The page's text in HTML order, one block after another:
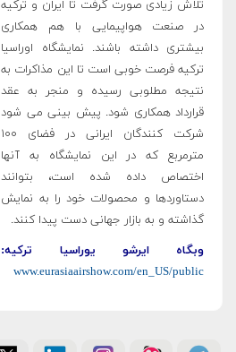
تلاش زیادی صورت گرفت تا ایران و ترکیه
در صنعت هواپیمایی با هم همکاری
بیشتری داشته باشند. نمایشگاه اوراسیا
ترکیه فرصت خوبی است تا این مذاکرات به
نتیجه مطلوبی رسیده و منجر به عقد
قرارداد همکاری شود. پیش بینی می شود
شرکت کنندگان ایرانی در فضای ۱۰۰
مترمربع که در این نمایشگاه به آنها
اختصاص داده شده است، بتوانند
دستاوردها و محصولات خود را به نمایش
گذاشته و به بازار جهانی دست پیدا کنند.
وبگاه ایرشو یوراسیا ترکیه:
www.eurasiaairshow.com/en_US/public